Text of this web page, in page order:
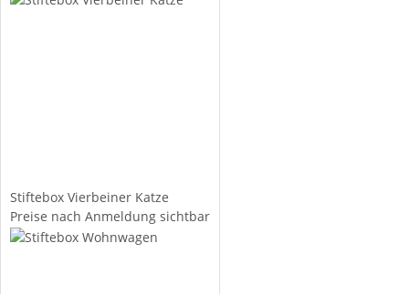
Stiftebox Vierbeiner Katze
Preise nach Anmeldung sichtbar